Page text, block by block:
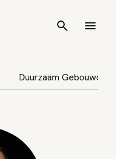
Duurzaam Gebouwde